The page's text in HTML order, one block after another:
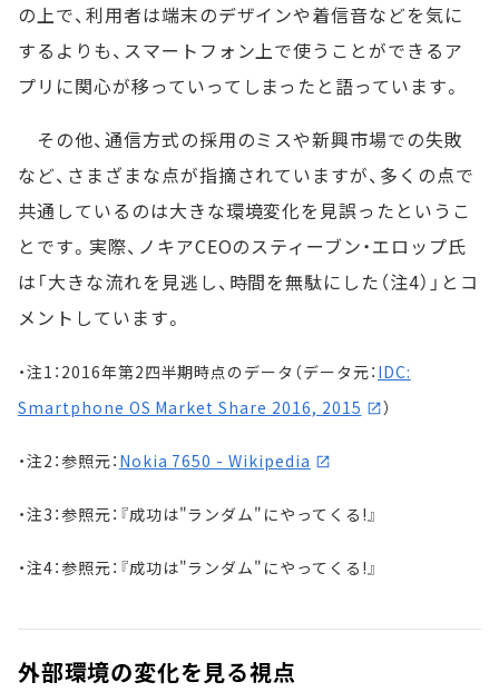
の上で、利用者は端末のデザインや着信音などを気に
するよりも、スマートフォン上で使うことができるア
プリに関心が移っていってしまったと語っています。
その他、通信方式の採用のミスや新興市場での失敗
など、さまざまな点が指摘されていますが、多くの点で
共通しているのは大きな環境変化を見誤ったというこ
とです。実際、ノキアCEOのスティーブン・エロップ氏
は「大きな流れを見逃し、時間を無駄にした（注4）」とコ
メントしています。
・注1：2016年第2四半期時点のデータ（データ元： IDC:
Smartphone OS Market Share 2016, 2015
）
・注2：参照元： Nokia 7650 - Wikipedia
・注3：参照元：『成功は"ランダム"にやってくる!』
・注4：参照元：『成功は"ランダム"にやってくる!』
外部環境の変化を見る視点